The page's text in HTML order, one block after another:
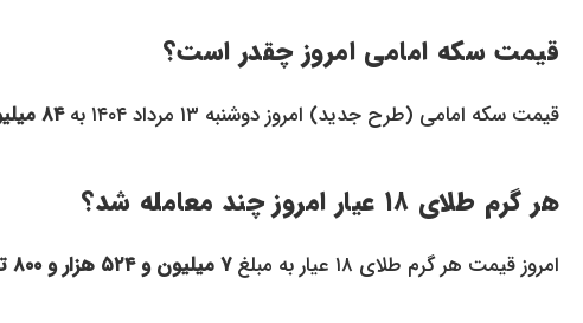
قیمت سکه امامی امروز چقدر است؟
قیمت سکه امامی (طرح جدید) امروز دوشنبه ۱۳ مرداد ۱۴۰۴ به ۸۴ میلیون و ۱۸۰ هزار تومان
هر گرم طلای ۱۸ عیار امروز چند معامله شد؟
امروز قیمت هر گرم طلای ۱۸ عیار به مبلغ ۷ میلیون و ۵۲۴ هزار و ۸۰۰ تومان